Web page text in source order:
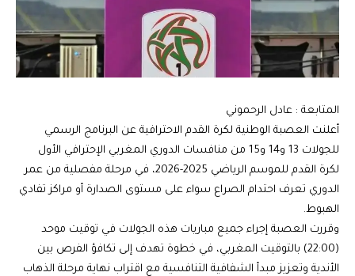
المتابعة : عادل الرحموني
أعلنت العصبة الوطنية لكرة القدم الاحترافية عن البرنامج الرسمي
للجولات 13 و14 و15 من منافسات الدوري المغربي الإحترافي الأول
لكرة القدم للموسم الرياضي 2025-2026، في مرحلة مفصلية من عمر
الدوري تعرف احتدام الصراع سواء على مستوى الصدارة أو مراكز تفادي
الهبوط.
وقررت العصبة إجراء جميع مباريات هذه الجولات في توقيت موحد
(22:00) بالتوقيت المغربي، في خطوة تهدف إلى تكافؤ الفرص بين
الأندية وتعزيز مبدأ الشفافية التنافسية مع اقتراب نهاية مرحلة الذهاب